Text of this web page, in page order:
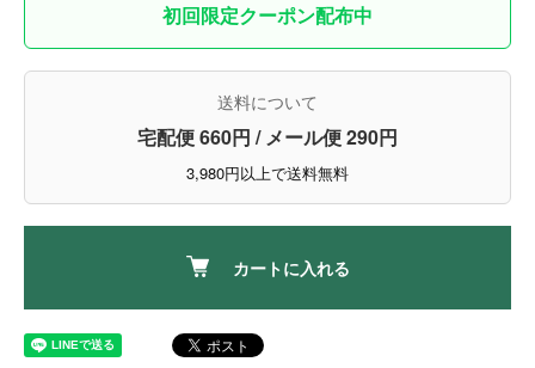
初回限定クーポン配布中
送料について
宅配便 660円 / メール便 290円
3,980円以上で送料無料
カートに入れる